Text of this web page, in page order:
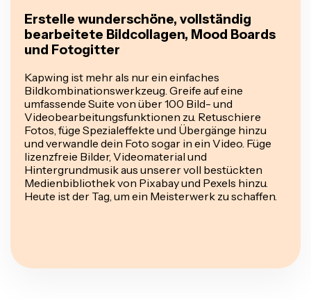
Erstelle wunderschöne, vollständig
bearbeitete Bildcollagen, Mood Boards
und Fotogitter
Kapwing ist mehr als nur ein einfaches
Bildkombinationswerkzeug. Greife auf eine
umfassende Suite von über 100 Bild- und
Videobearbeitungsfunktionen zu. Retuschiere
Fotos, füge Spezialeffekte und Übergänge hinzu
und verwandle dein Foto sogar in ein Video. Füge
lizenzfreie Bilder, Videomaterial und
Hintergrundmusik aus unserer voll bestückten
Medienbibliothek von Pixabay und Pexels hinzu.
Heute ist der Tag, um ein Meisterwerk zu schaffen.